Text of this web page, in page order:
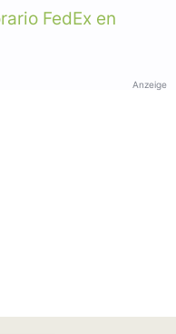
FedEx en
Anzeige